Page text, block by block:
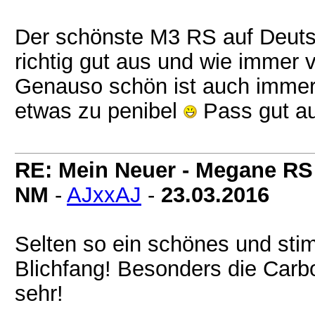
Der schönste M3 RS auf
richtig gut aus und wie immer
Genauso schön ist auch
etwas zu penibel
Pass gut
RE: Mein Neuer - Megane
NM - AJxxAJ - 23.03.2016
Selten so ein schönes und
Blichfang! Besonders die
sehr!